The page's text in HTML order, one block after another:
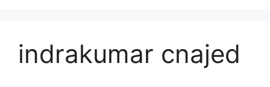
indrakumar cnajed